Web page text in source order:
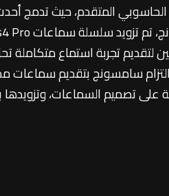
الحاسوبي المتقدم، حيث تدمج
لتقديم تجربة استماع
التزام سامسونج بتقديم
على تصميم السماعات،